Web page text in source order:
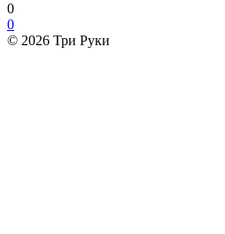
0
0
© 2026 Три Руки